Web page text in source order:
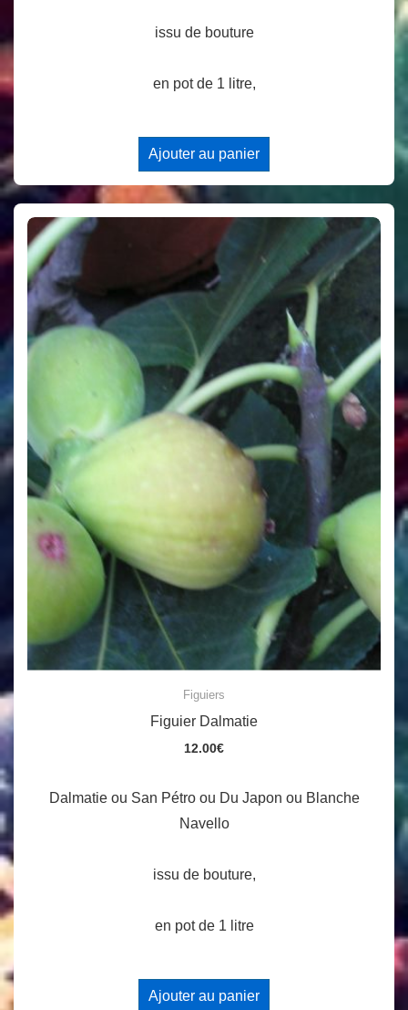
issu de bouture
en pot de 1 litre,
Ajouter au panier
Figuiers
Figuier Dalmatie
12.00€
Dalmatie ou San Pétro ou Du Japon ou Blanche
Navello
issu de bouture,
en pot de 1 litre
Ajouter au panier